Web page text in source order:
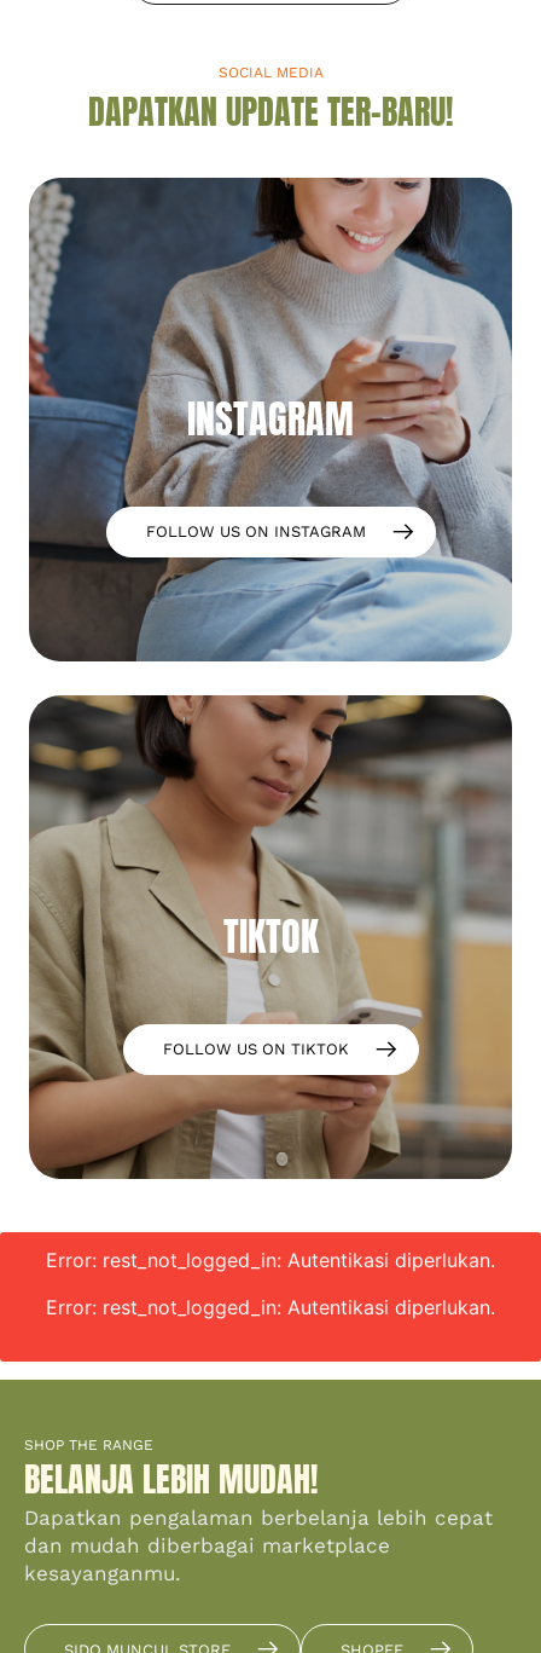
SOCIAL MEDIA
DAPATKAN UPDATE TER-BARU!
INSTAGRAM
FOLLOW US ON INSTAGRAM
TIKTOK
FOLLOW US ON TIKTOK
Error: rest_not_logged_in: Autentikasi diperlukan.
Error: rest_not_logged_in: Autentikasi diperlukan.
SHOP THE RANGE
BELANJA LEBIH MUDAH!
Dapatkan pengalaman berbelanja lebih cepat
dan mudah diberbagai marketplace
kesayanganmu.